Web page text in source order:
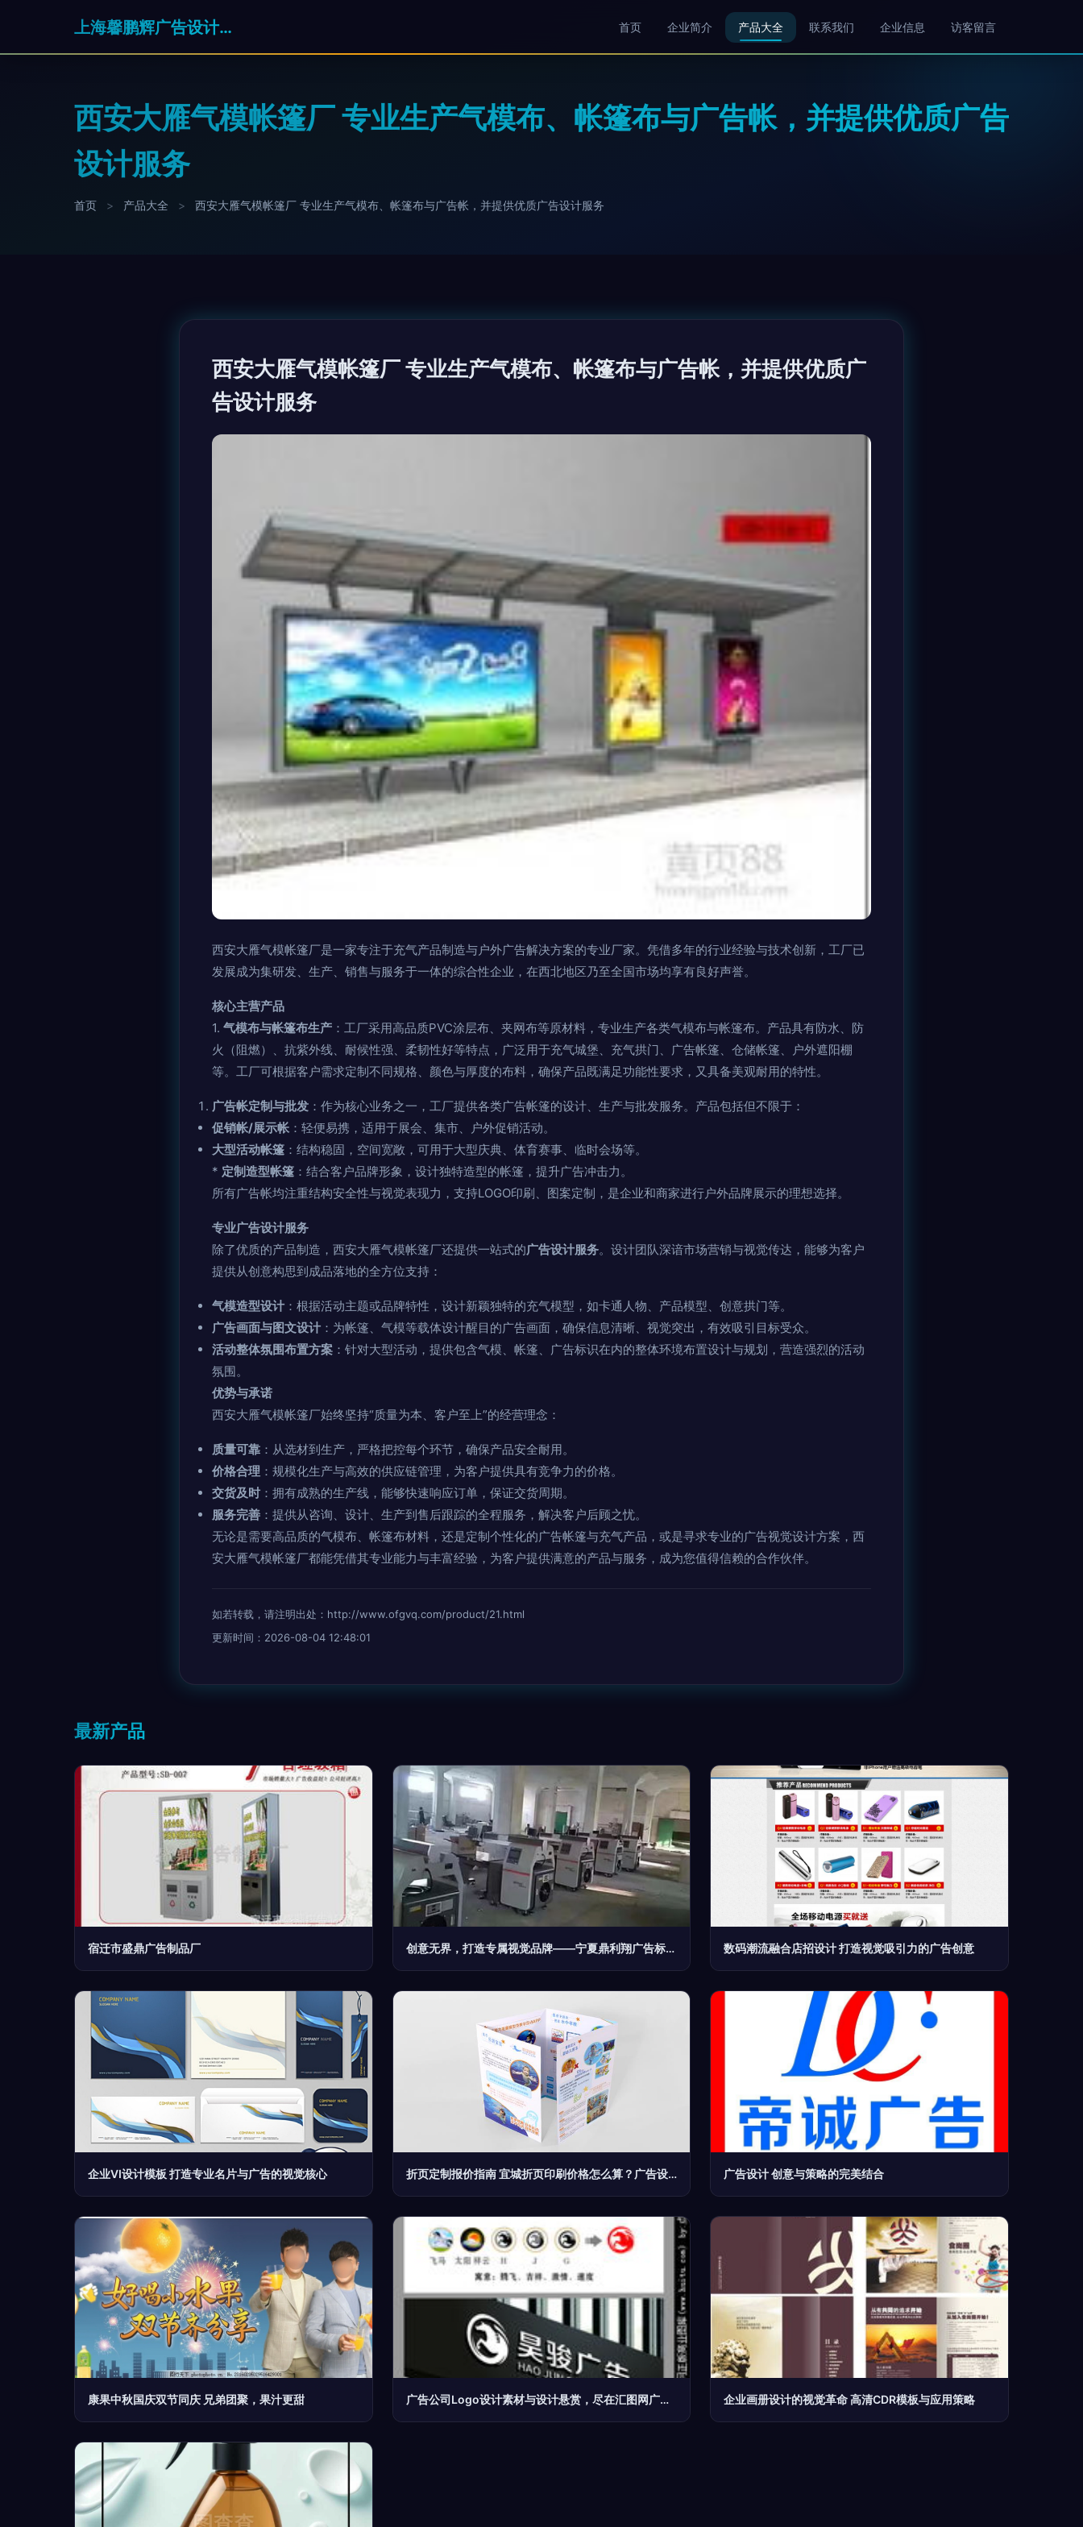
上海馨鹏辉广告设计有限公司 首页 企业简介 产品大全 联系我们 企业信息 访客留言
西安大雁气模帐篷厂 专业生产气模布、帐篷布与广告帐，并提供优质广告
设计服务
首页 > 产品大全 > 西安大雁气模帐篷厂 专业生产气模布、帐篷布与广告帐，并提供优质广告设计服务
西安大雁气模帐篷厂 专业生产气模布、帐篷布与广告帐，并提供优质广
告设计服务
西安大雁气模帐篷厂是一家专注于充气产品制造与户外广告解决方案的专业厂家。凭借多年的行业经验与技术创新，工厂已
发展成为集研发、生产、销售与服务于一体的综合性企业，在西北地区乃至全国市场均享有良好声誉。
核心主营产品
1. 气模布与帐篷布生产 ：工厂采用高品质PVC涂层布、夹网布等原材料，专业生产各类气模布与帐篷布。产品具有防水、防
火（阻燃）、抗紫外线、耐候性强、柔韧性好等特点，广泛用于充气城堡、充气拱门、广告帐篷、仓储帐篷、户外遮阳棚
等。工厂可根据客户需求定制不同规格、颜色与厚度的布料，确保产品既满足功能性要求，又具备美观耐用的特性。
广告帐定制与批发 ：作为核心业务之一，工厂提供各类广告帐篷的设计、生产与批发服务。产品包括但不限于：
促销帐/展示帐：轻便易携，适用于展会、集市、户外促销活动。
大型活动帐篷 ：结构稳固，空间宽敞，可用于大型庆典、体育赛事、临时会场等。
* 定制造型帐篷 ：结合客户品牌形象，设计独特造型的帐篷，提升广告冲击力。
所有广告帐均注重结构安全性与视觉表现力，支持LOGO印刷、图案定制，是企业和商家进行户外品牌展示的理想选择。
专业广告设计服务
除了优质的产品制造，西安大雁气模帐篷厂还提供一站式的广告设计服务。设计团队深谙市场营销与视觉传达，能够为客户
提供从创意构思到成品落地的全方位支持：
气模造型设计 ：根据活动主题或品牌特性，设计新颖独特的充气模型，如卡通人物、产品模型、创意拱门等。
广告画面与图文设计 ：为帐篷、气模等载体设计醒目的广告画面，确保信息清晰、视觉突出，有效吸引目标受众。
活动整体氛围布置方案 ：针对大型活动，提供包含气模、帐篷、广告标识在内的整体环境布置设计与规划，营造强烈的活动
氛围。
优势与承诺
西安大雁气模帐篷厂始终坚持“质量为本、客户至上”的经营理念：
质量可靠 ：从选材到生产，严格把控每个环节，确保产品安全耐用。
价格合理 ：规模化生产与高效的供应链管理，为客户提供具有竞争力的价格。
交货及时 ：拥有成熟的生产线，能够快速响应订单，保证交货周期。
服务完善 ：提供从咨询、设计、生产到售后跟踪的全程服务，解决客户后顾之忧。
无论是需要高品质的气模布、帐篷布材料，还是定制个性化的广告帐篷与充气产品，或是寻求专业的广告视觉设计方案，西
安大雁气模帐篷厂都能凭借其专业能力与丰富经验，为客户提供满意的产品与服务，成为您值得信赖的合作伙伴。
如若转载，请注明出处：http://www.ofgvq.com/product/21.html
更新时间：2026-08-04 12:48:01
最新产品
宿迁市盛鼎广告制品厂 创意无界，打造专属视觉品牌——宁夏鼎利翔广告标识加工厂的设计之道 数码潮流融合店招设计 打造视觉吸引力的广告创意
企业VI设计模板 打造专业名片与广告的视觉核心 折页定制报价指南 宜城折页印刷价格怎么算？广告设计全解析 广告设计 创意与策略的完美结合
康果中秋国庆双节同庆 兄弟团聚，果汁更甜 广告公司Logo设计素材与设计悬赏，尽在汇图网广告设计 企业画册设计的视觉革命 高清CDR模板与应用策略